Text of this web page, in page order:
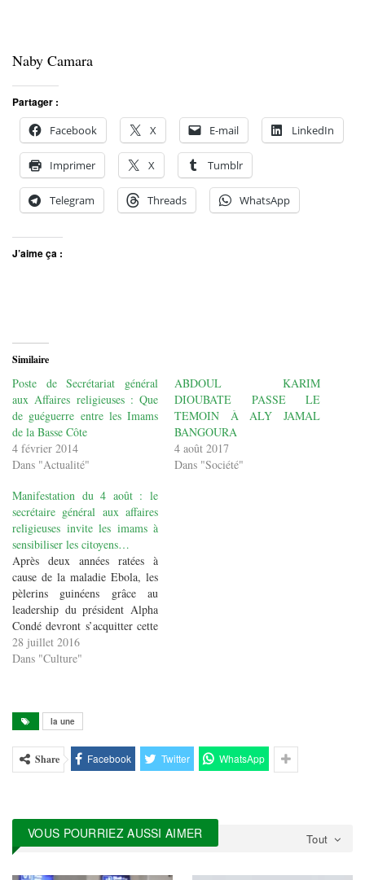
Naby Camara
Partager :
Facebook
X E-mail LinkedIn
Imprimer X Tumblr
Telegram Threads WhatsApp
J’aime ça :
Similaire
Poste de Secrétariat général
aux Affaires religieuses : Que
de guéguerre entre les Imams
de la Basse Côte
4 février 2014
Dans "Actualité"
ABDOUL KARIM
DIOUBATE PASSE LE
TEMOIN À ALY JAMAL
BANGOURA
4 août 2017
Dans "Société"
Manifestation du 4 août : le
secrétaire général aux affaires
religieuses invite les imams à
sensibiliser les citoyens…
Après deux années ratées à
cause de la maladie Ebola, les
pèlerins guinéens grâce au
leadership du président Alpha
Condé devront s’acquitter cette
année de leur obligation
religieuse, le Hadj, qui est le
Karim Dioubaté pour
28 juillet 2016
Dans "Culture"
la une
Share Facebook Twitter WhatsApp
Tout
VOUS POURRIEZ AUSSI AIMER